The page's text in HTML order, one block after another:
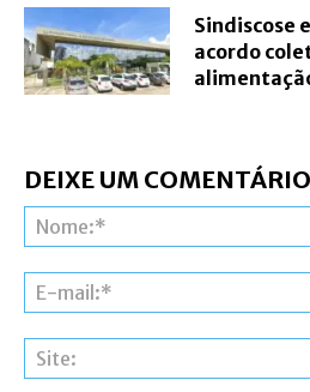
Sindiscose
acordo
DEIXE UM COMENTÁRIO